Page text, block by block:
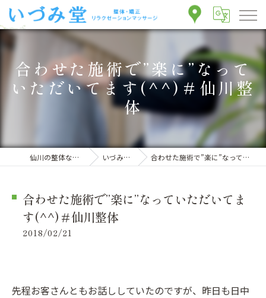
合わせた施術で”楽に”なって
いただいてます(^^)＃仙川整
体
仙川の整体ならいづみ堂整体院 いづみ堂のブログ 合わせた施術で”楽に”なっていただいてます(^^)＃仙川整体
合わせた施術で”楽に”なっていただいてま
す(^^)＃仙川整体
2018/02/21
先程お客さんともお話ししていたのですが、昨日も日中